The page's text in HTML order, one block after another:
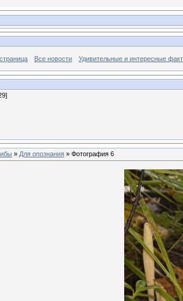
Все новости Удивительные и интересные
» Для опознания » Фотография 6